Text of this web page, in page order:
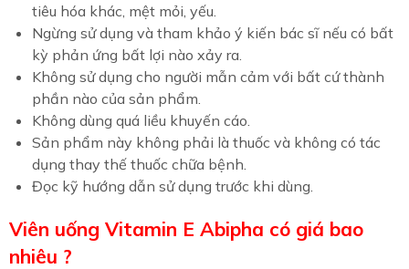
tiêu hóa khác, mệt mỏi, yếu.
Ngừng sử dụng và tham khảo ý kiến bác sĩ nếu có bất
kỳ phản ứng bất lợi nào xảy ra.
Không sử dụng cho người mẫn cảm với bất cứ thành
phần nào của sản phẩm.
Không dùng quá liều khuyến cáo.
Sản phẩm này không phải là thuốc và không có tác
dụng thay thế thuốc chữa bệnh.
Đọc kỹ hướng dẫn sử dụng trước khi dùng.
Viên uống Vitamin E Abipha có giá bao
nhiêu ?